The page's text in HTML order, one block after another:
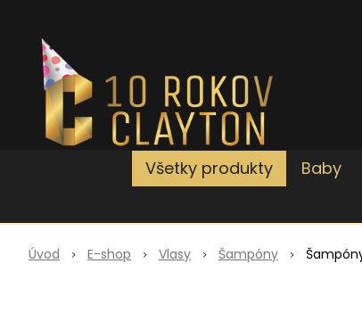
Všetky produkty Baby
Úvod E-shop Vlasy Šampóny